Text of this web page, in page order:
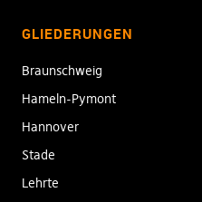
GLIEDERUNGEN
Braunschweig
Hameln-Pymont
Hannover
Stade
Lehrte